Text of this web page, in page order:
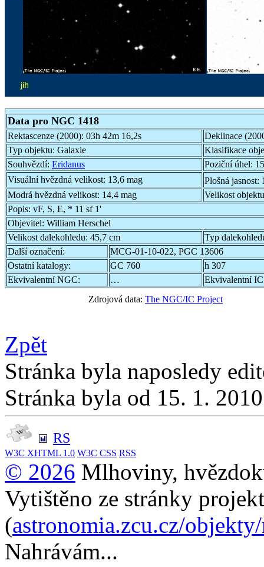
Data pro NGC 1418
Rektascenze (2000): 03h 42m 16,2s
Deklinace
Typ objektu: Galaxie
Klasifikace
Souhvězdí: Eridanus Poziční úhel:
Visuální hvězdná velikost: 13,6 mag Plošná jasnost:
Modrá hvězdná velikost: 14,4 mag
Velikost
Popis: vF, S, E, * 11 sf 1'
Objevitel: William Herschel
Velikost dalekohledu: 45,7 cm
Typ
Další označení:
MCG-01-10-022, PGC 13606
Ostatní katalogy:
GC 760
h 307
Ekvivalentní NGC:
…
Ekvivalentní
Zdrojová data: The NGC/IC Project
Zpět
Stránka byla naposledy
Stránka byla od 15. 1.
RS
W3C XHTML 1.0 W3C CSS RSS
© 2026 Mlhoviny,
Vytištěno ze stránky
(astronomia.zcu.cz/
Nahrávám...